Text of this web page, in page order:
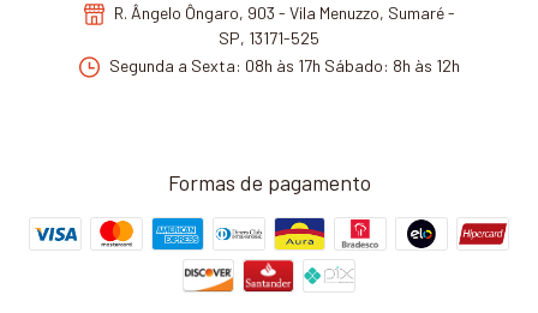
R. Ângelo Ôngaro, 903 - Vila Menuzzo, Sumaré -
SP, 13171-525
Segunda a Sexta: 08h às 17h Sábado: 8h às 12h
Formas de pagamento